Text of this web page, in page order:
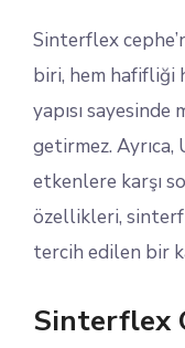
Sinterflex
biri, hem hafifliği
yapısı sayesinde
getirmez. Ayrıca,
etkenlere karşı
özellikleri,
tercih edilen bir
Sinterflex